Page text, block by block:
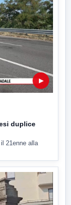
▶
duplice
21enne alla